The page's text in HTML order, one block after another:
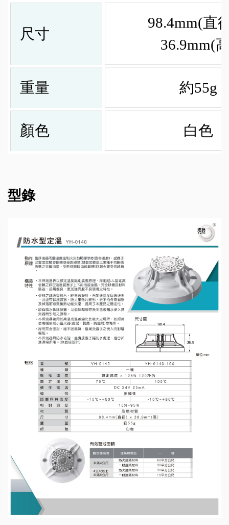
尺寸
98.4mm(直
36.9mm(
重量 約55g
顏色 白色
型錄